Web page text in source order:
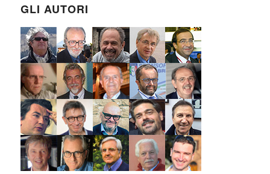
GLI AUTORI